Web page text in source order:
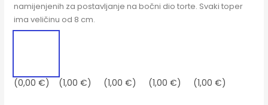
namijenjenih za postavljanje na bočni dio torte. Svaki toper
ima veličinu od 8 cm.
(0,00 €) (1,00 €) (1,00 €) (1,00 €) (1,00 €)